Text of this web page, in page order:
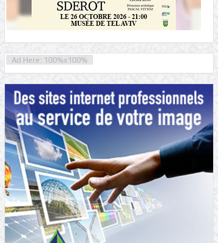
Ad Here: 100%x100%